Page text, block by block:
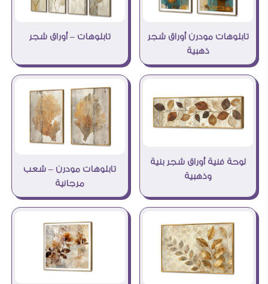
تابلوهات مودرن أوراق شجر
ذهبية
تابلوهات – أوراق شجر
لوحة فنية أوراق شجر بنية
وذهبية
تابلوهات مودرن – شعب
مرجانية